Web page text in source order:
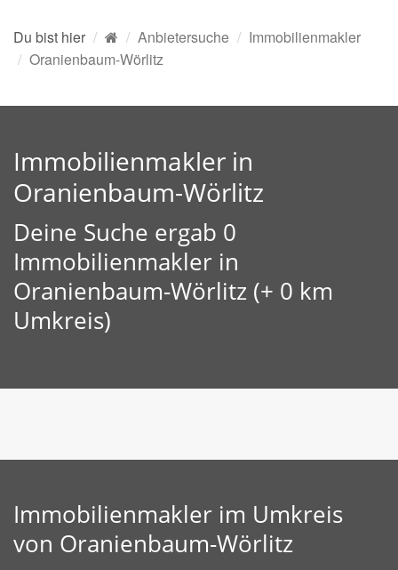
Du bist hier Anbietersuche
Immobilienmakler
Oranienbaum-Wörlitz
Immobilienmakler in
Oranienbaum-Wörlitz
Deine Suche ergab 0
Immobilienmakler in
Oranienbaum-Wörlitz (+ 0 km
Umkreis)
Immobilienmakler im Umkreis
von Oranienbaum-Wörlitz